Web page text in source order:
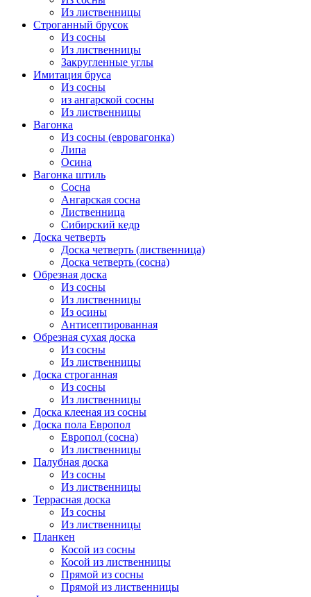
Из лиственницы
Строганный брусок
Из сосны
Из лиственницы
Закругленные углы
Имитация бруса
Из сосны
из ангарской сосны
Из лиственницы
Вагонка
Из сосны (евровагонка)
Липа
Осина
Вагонка штиль
Сосна
Ангарская сосна
Лиственница
Сибирский кедр
Доска четверть
Доска четверть (лиственница)
Доска четверть (сосна)
Обрезная доска
Из сосны
Из лиственницы
Из осины
Антисептированная
Обрезная сухая доска
Из сосны
Из лиственницы
Доска строганная
Из сосны
Из лиственницы
Доска клееная из сосны
Доска пола Европол
Европол (сосна)
Из лиственницы
Палубная доска
Из сосны
Из лиственницы
Террасная доска
Из сосны
Из лиственницы
Планкен
Косой из сосны
Косой из лиственницы
Прямой из сосны
Прямой из лиственницы